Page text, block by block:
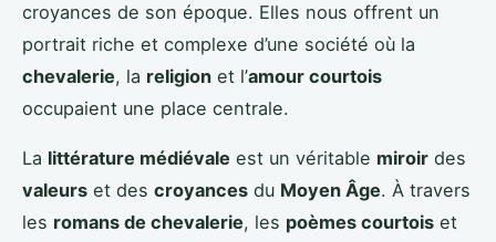
croyances de son époque. Elles nous offrent un
portrait riche et complexe d’une société où la
chevalerie, la religion et l’amour courtois
occupaient une place centrale.
La littérature médiévale est un véritable miroir des
valeurs et des croyances du Moyen Âge. À travers
les romans de chevalerie, les poèmes courtois et